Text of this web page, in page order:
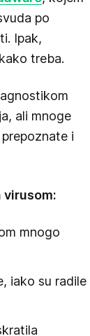
po
Ipak,
treba.
ali mnoge
i
virusom:
mnogo
iako su radile